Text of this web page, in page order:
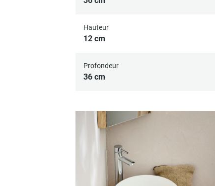
Hauteur
12 cm
Profondeur
36 cm